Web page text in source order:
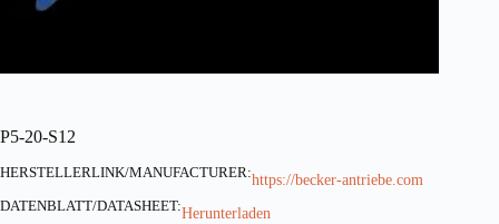
P5-20-S12
HERSTELLERLINK/MANUFACTURER:https://becker-antriebe.com
DATENBLATT/DATASHEET:Herunterladen